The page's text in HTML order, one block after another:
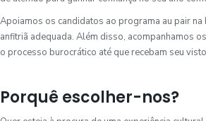
Apoiamos os candidatos ao programa au pair na
anfitriã adequada. Além disso, acompanhamos
o processo burocrático até que recebam seu
Porquê escolher-nos?